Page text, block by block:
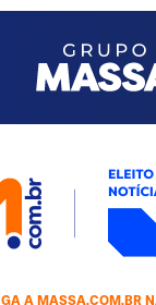
A MASSA.COM.BR